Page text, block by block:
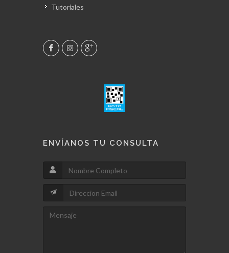
Tutoriales
ENVÍANOS TU CONSULTA